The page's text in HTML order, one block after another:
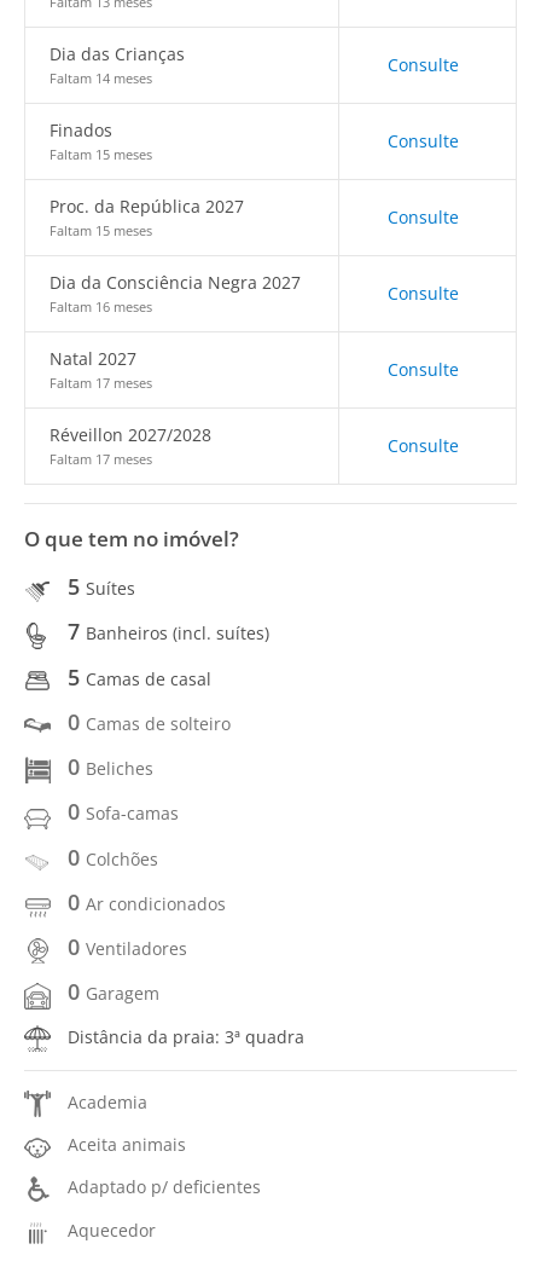
Dia das Crianças
Faltam 14 meses
Consulte
Finados
Faltam 15 meses
Consulte
Proc. da República 2027
Faltam 15 meses
Consulte
Dia da Consciência Negra 2027
Faltam 16 meses
Consulte
Natal 2027
Faltam 17 meses
Consulte
Réveillon 2027/2028
Faltam 17 meses
Consulte
O que tem no imóvel?
5 Suítes
7 Banheiros (incl. suítes)
5 Camas de casal
0 Camas de solteiro
0 Beliches
0 Sofa-camas
0 Colchões
0 Ar condicionados
0 Ventiladores
0 Garagem
Distância da praia: 3ª quadra
Academia
Aceita animais
Adaptado p/ deficientes
Aquecedor